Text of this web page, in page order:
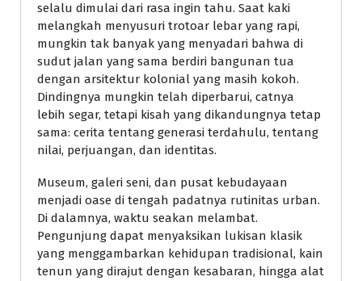
selalu dimulai dari rasa ingin tahu. Saat kaki
melangkah menyusuri trotoar lebar yang rapi,
mungkin tak banyak yang menyadari bahwa di
sudut jalan yang sama berdiri bangunan tua
dengan arsitektur kolonial yang masih kokoh.
Dindingnya mungkin telah diperbarui, catnya
lebih segar, tetapi kisah yang dikandungnya tetap
sama: cerita tentang generasi terdahulu, tentang
nilai, perjuangan, dan identitas.
Museum, galeri seni, dan pusat kebudayaan
menjadi oase di tengah padatnya rutinitas urban.
Di dalamnya, waktu seakan melambat.
Pengunjung dapat menyaksikan lukisan klasik
yang menggambarkan kehidupan tradisional, kain
tenun yang dirajut dengan kesabaran, hingga alat